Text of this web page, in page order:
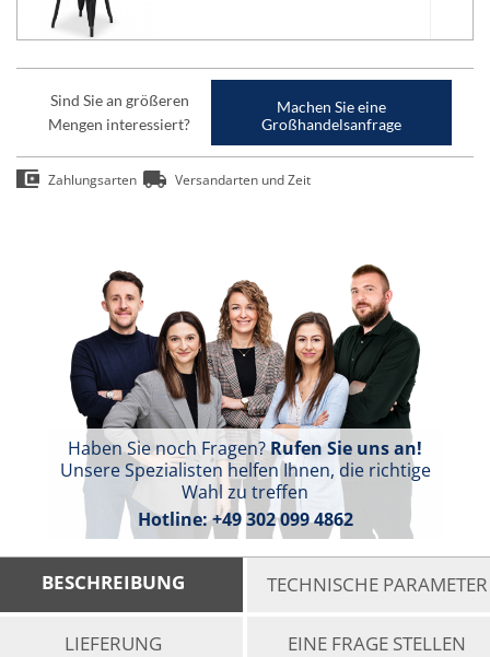
Sind Sie an größeren
Mengen interessiert?
Machen Sie eine
Großhandelsanfrage
Zahlungsarten Versandarten und Zeit
Haben Sie noch Fragen?Rufen Sie uns an!
Unsere Spezialisten helfen Ihnen, die richtige
Wahl zu treffen
Hotline:+49 302 099 4862
BESCHREIBUNG TECHNISCHE PARAMETER
LIEFERUNG EINE FRAGE STELLEN